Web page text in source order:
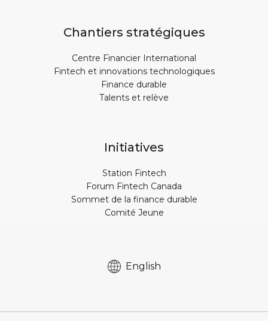
Chantiers stratégiques
Centre Financier International
Fintech et innovations technologiques
Finance durable
Talents et relève
Initiatives
Station Fintech
Forum Fintech Canada
Sommet de la finance durable
Comité Jeune
English